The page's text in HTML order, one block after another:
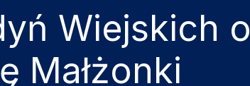
Wiejskich o
Małżonki